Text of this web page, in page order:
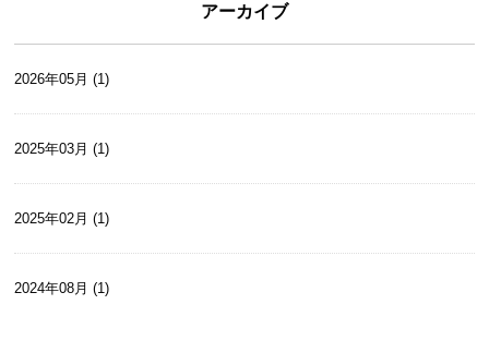
アーカイブ
2026年05月 (1)
2025年03月 (1)
2025年02月 (1)
2024年08月 (1)